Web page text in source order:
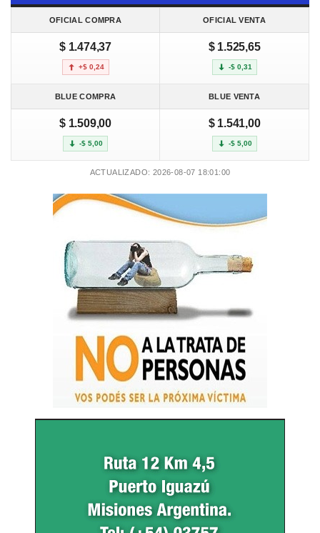
OFICIAL COMPRA OFICIAL VENTA
$ 1.474,37
+$ 0,24
$ 1.525,65
-$ 0,31
BLUE COMPRA BLUE VENTA
$ 1.509,00
-$ 5,00
$ 1.541,00
-$ 5,00
ACTUALIZADO: 2026-08-07 18:01:00